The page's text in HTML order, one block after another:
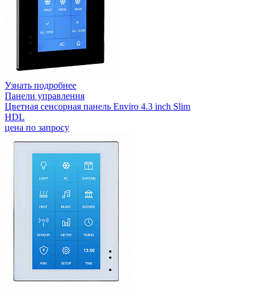
Узнать подробнее
Панели управления
Цветная сенсорная панель Enviro 4.3 inch Slim
HDL
цена по запросу